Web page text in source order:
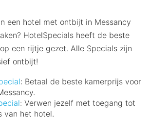
een hotel met ontbijt in Messancy
HotelSpecials heeft de beste
een rijtje gezet. Alle Specials zijn
ontbijt!
: Betaal de beste kamerprijs voor
: Verwen jezelf met toegang tot
van het hotel.